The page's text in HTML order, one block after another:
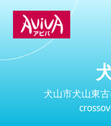
犬山市犬山東